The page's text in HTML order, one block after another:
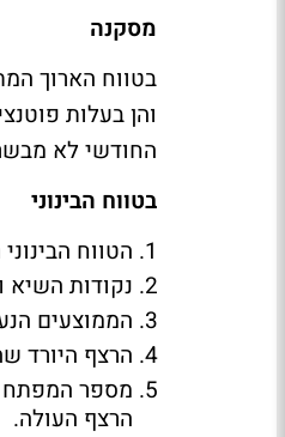
מסקנה
בטווח הארוך
והן בעלות
החודשי לא
בטווח הבינוני
הטווח
נקודות השיא
הממוצעים
הרצף היורד
הרצף העולה.